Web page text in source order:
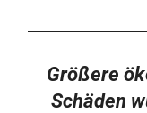
Größere
Schäden